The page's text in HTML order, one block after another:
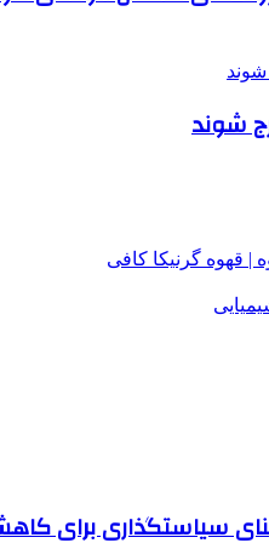
شوند
| قهوه گرنیکا کافی
سیاستگذاری برای